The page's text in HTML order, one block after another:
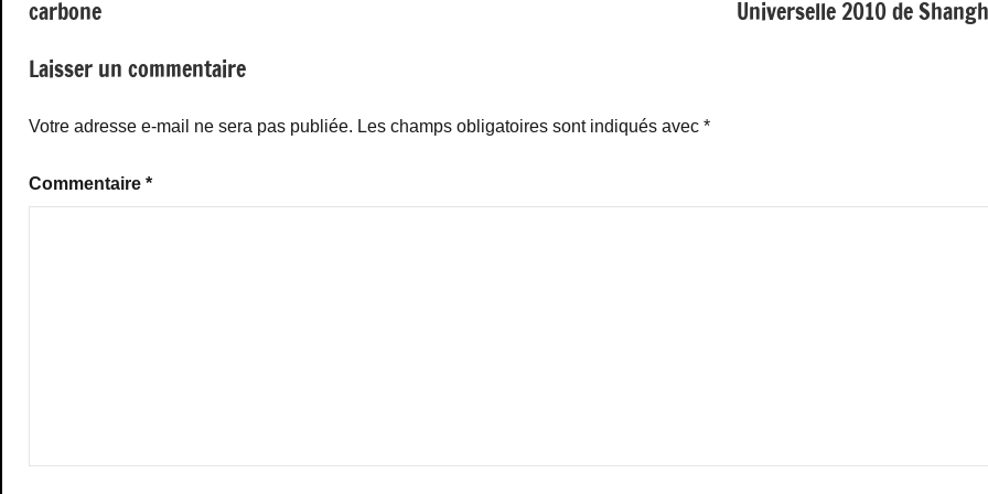
l’article
carbone
Universelle 2010 de
Laisser un commentaire
Votre adresse e-mail ne sera pas publiée. Les champs obligatoires sont indiqués avec *
Commentaire *